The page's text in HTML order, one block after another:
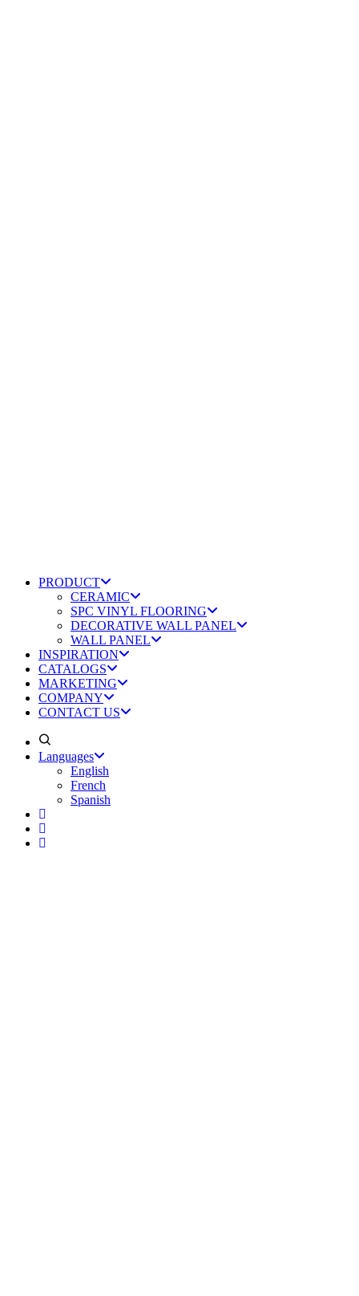
PRODUCT
CERAMIC
SPC VINYL FLOORING
DECORATIVE WALL PANEL
WALL PANEL
INSPIRATION
CATALOGS
MARKETING
COMPANY
CONTACT US
Languages
English
French
Spanish